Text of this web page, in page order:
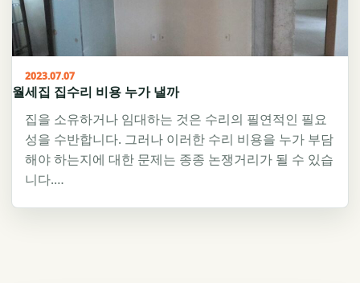
2023.07.07
월세집 집수리 비용 누가 낼까
집을 소유하거나 임대하는 것은 수리의 필연적인 필요
성을 수반합니다. 그러나 이러한 수리 비용을 누가 부담
해야 하는지에 대한 문제는 종종 논쟁거리가 될 수 있습
니다.…